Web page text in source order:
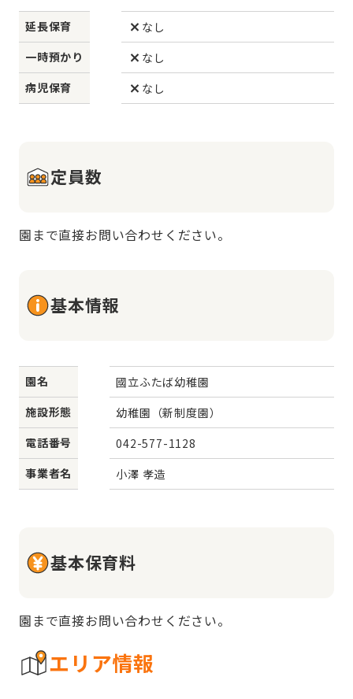
延長保育
なし
一時預かり
なし
病児保育
なし
定員数
園まで直接お問い合わせください。
基本情報
園名
國立ふたば幼稚園
施設形態
幼稚園（新制度園）
電話番号
042-577-1128
事業者名
小澤 孝造
基本保育料
園まで直接お問い合わせください。
エリア情報